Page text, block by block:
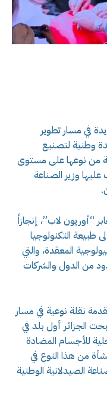
في مسار تطوير
وطنية لتصنيع
من نوعها على مستوى
وزير الصناعة
“أوريون لاب”، إنجازاً
طبيعة التكنولوجيا
المعقدة، والتي
من الدول والشركات
نقلة نوعية في مسار
الجزائر أول بلد في
للأجسام المضادة
من هذا النوع في
الصيدلانية الوطنية